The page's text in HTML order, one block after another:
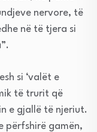
nervore, të
në të tjera si
si ‘valët e
të trurit që
e gjallë të njeriut.
përfshirë gamën,